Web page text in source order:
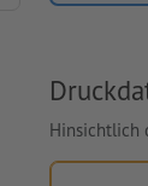
Hinsichtlich